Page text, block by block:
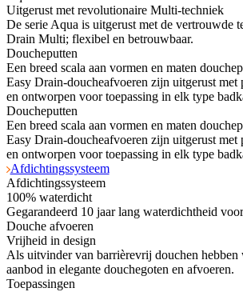
Uitgerust met revolutionaire Multi-techniek
De serie Aqua is uitgerust met de vertrouwde
Drain Multi; flexibel en betrouwbaar.
Doucheputten
Een breed scala aan vormen en maten
Easy Drain-doucheafvoeren zijn uitgerust met
en ontworpen voor toepassing in elk type
Doucheputten
Een breed scala aan vormen en maten
Easy Drain-doucheafvoeren zijn uitgerust met
en ontworpen voor toepassing in elk type
Afdichtingssysteem
Afdichtingssysteem
100% waterdicht
Gegarandeerd 10 jaar lang waterdichtheid
Douche afvoeren
Vrijheid in design
Als uitvinder van barrièrevrij douchen hebben
aanbod in elegante douchegoten en afvoeren.
Toepassingen